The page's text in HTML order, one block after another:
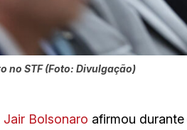
no STF (Foto: Divulgação)
Bolsonaro afirmou